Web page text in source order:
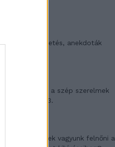
Nyár, nevetés, anekdoták
Panna és a szép szerelmek
mítosza 3.
Képtelenek vagyunk felnőni a